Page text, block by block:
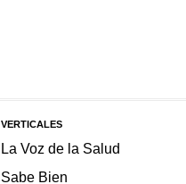
VERTICALES
La Voz de la Salud
Sabe Bien